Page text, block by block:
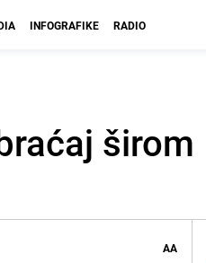
INFOGRAFIKE RADIO
širom
AA